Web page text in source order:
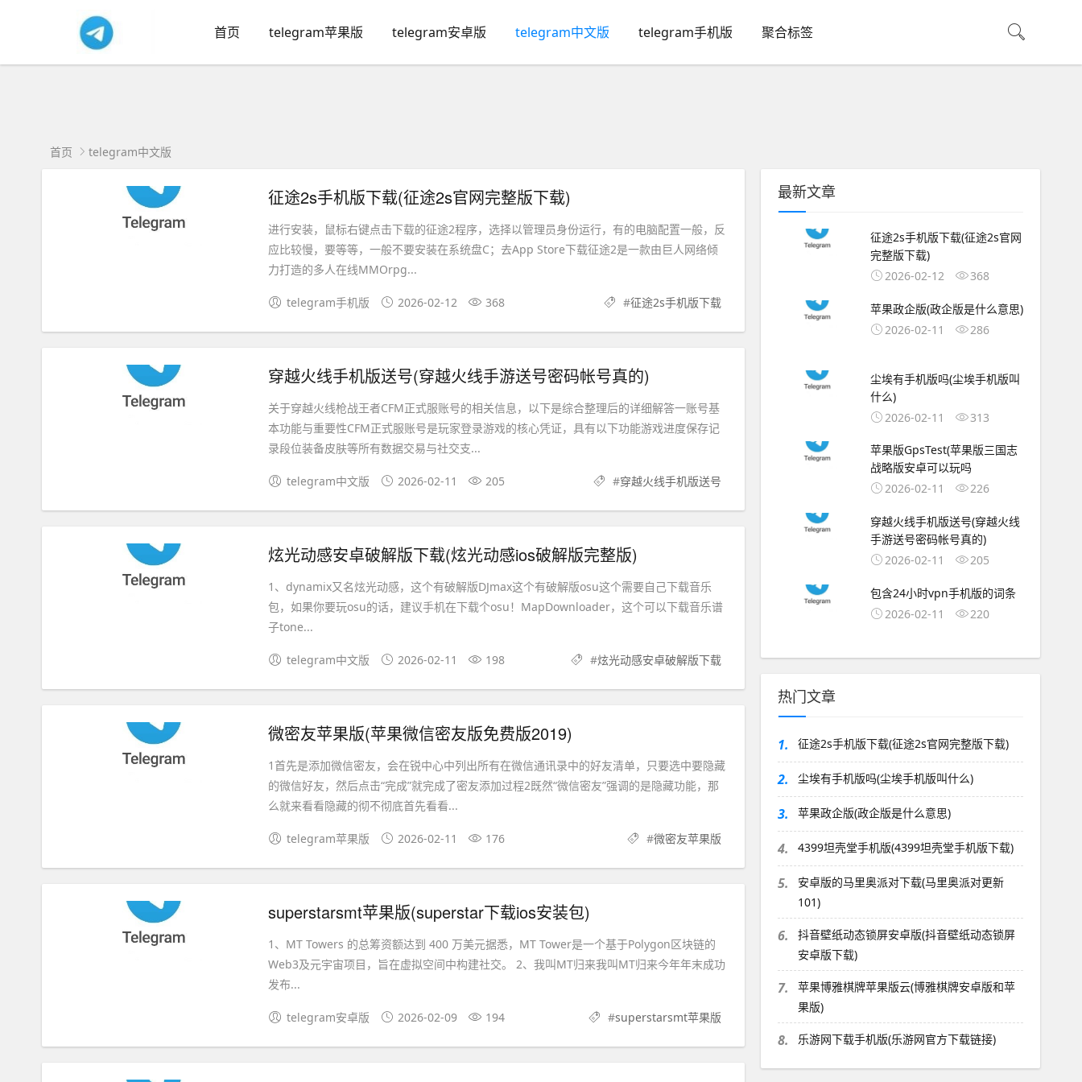
首页 telegram苹果版 telegram安卓版 telegram中文版 telegram手机版 聚合标签
首页 telegram中文版
征途2s手机版下载(征途2s官网完整版下载)
进行安装，鼠标右键点击下载的征途2程序，选择以管理员身份运行，有的电脑配置一般，反
应比较慢，要等等，一般不要安装在系统盘C；去App Store下载征途2是一款由巨人网络倾
力打造的多人在线MMOrpg...
telegram手机版 2026-02-12 368 #征途2s手机版下载
穿越火线手机版送号(穿越火线手游送号密码帐号真的)
关于穿越火线枪战王者CFM正式服账号的相关信息，以下是综合整理后的详细解答一账号基
本功能与重要性CFM正式服账号是玩家登录游戏的核心凭证，具有以下功能游戏进度保存记
录段位装备皮肤等所有数据交易与社交支...
telegram中文版 2026-02-11 205 #穿越火线手机版送号
炫光动感安卓破解版下载(炫光动感ios破解版完整版)
1、dynamix又名炫光动感，这个有破解版DJmax这个有破解版osu这个需要自己下载音乐
包，如果你要玩osu的话，建议手机在下载个osu！MapDownloader，这个可以下载音乐谱
子tone...
telegram中文版 2026-02-11 198 #炫光动感安卓破解版下载
微密友苹果版(苹果微信密友版免费版2019)
1首先是添加微信密友，会在锐中心中列出所有在微信通讯录中的好友清单，只要选中要隐藏
的微信好友，然后点击“完成”就完成了密友添加过程2既然“微信密友”强调的是隐藏功能，那
么就来看看隐藏的彻不彻底首先看看...
telegram苹果版 2026-02-11 176 #微密友苹果版
superstarsmt苹果版(superstar下载ios安装包)
1、MT Towers 的总筹资额达到 400 万美元据悉，MT Tower是一个基于Polygon区块链的
Web3及元宇宙项目，旨在虚拟空间中构建社交。 2、我叫MT归来我叫MT归来今年年末成功
发布...
telegram安卓版 2026-02-09 194 #superstarsmt苹果版
最新文章
征途2s手机版下载(征途2s官网
完整版下载)
2026-02-12
368
苹果政企版(政企版是什么意思)
2026-02-11
286
尘埃有手机版吗(尘埃手机版叫
什么)
2026-02-11
313
苹果版GpsTest(苹果版三国志
战略版安卓可以玩吗
2026-02-11
226
穿越火线手机版送号(穿越火线
手游送号密码帐号真的)
2026-02-11
205
包含24小时vpn手机版的词条
2026-02-11
220
热门文章
1. 征途2s手机版下载(征途2s官网完整版下载)
2. 尘埃有手机版吗(尘埃手机版叫什么)
3. 苹果政企版(政企版是什么意思)
4. 4399坦壳堂手机版(4399坦壳堂手机版下载)
5.
安卓版的马里奥派对下载(马里奥派对更新
101)
6.
抖音壁纸动态锁屏安卓版(抖音壁纸动态锁屏
安卓版下载)
7.
苹果博雅棋牌苹果版云(博雅棋牌安卓版和苹
果版)
8. 乐游网下载手机版(乐游网官方下载链接)